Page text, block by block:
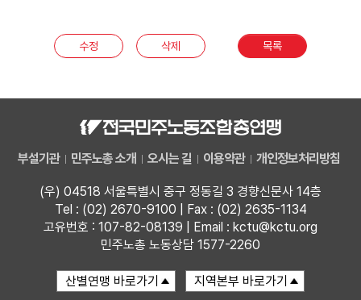
수정 삭제 목록
부설기관 민주노총 소개 오시는 길 이용약관 개인정보처리방침
(우) 04518 서울특별시 중구 정동길 3 경향신문사 14층
Tel : (02) 2670-9100 | Fax : (02) 2635-1134
고유번호 : 107-82-08139 | Email : kctu@kctu.org
민주노총 노동상담 1577-2260